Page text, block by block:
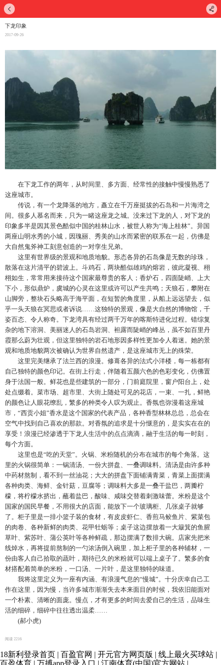
下龙印象
2017-09-26
在下龙工作的两年，从时间里、多方面、经常性的接触中慢慢熟悉了
这座城市。
传说，有一个龙降落的地方，矗立在千万座挺拔的石岛和一片海湾之
间。很多人慕名而来，只为一睹这座龙之城。没来过下龙的人，对下龙的
印象多半是因其景色酷似中国的桂林山水，被世人称为“海上桂林”。异国
两座山明水秀的小城，因瑰丽、秀美的山水而紧密的联系在一起，仿佛是
大自然鬼斧神工刻意创造的一对孪生兄弟。
这里有世界级的景观和地质地貌。形态各异的石岛像是无数的珍珠，
散落在这片清平的碧波上。斗鸡石，两块酷似雄鸡的熔岩，彼此凝视、栩
栩如生，常常用来接待这个国家最尊贵的客人；香炉石，四面陡峭、上大
下小，形似鼎炉，虞城的心灵在这里或许可以产生共鸣；天狼石，攀附在
山脚旁，整块石头略高于海平面，在短暂的角度里，从船上远远望去，似
乎一头天狼在冥思或者诉说……这独特的景观，像是大自然的博物馆，千
姿百态、令人称奇。下龙湾具有经过两千万年的喀斯特进化过程。错综复
杂的地下溶洞、美丽迷人的石岛岩洞、袒露而陡峭的峰丛，虽不如百里丹
霞那么蔚为壮观，但这里独特的岩石地形因多样性更加令人着迷。她的景
观和地质地貌两次被确认为世界自然遗产，是这座城市无上的殊荣。
这里完美继承了法兰西的浪漫。修葺各异的法式小洋楼，每一栋都有
自己独特的颜色印记。在街上行走，伴随着五颜六色的色彩变化，仿佛置
身于法国一般。鲜花也是些建筑的一部分，门前庭院里，窗户阳台上，处
处点缀着。菜市场、超市里、大街上随处可见的花店，一束、一扎，鲜艳
的颜色让人眼花缭乱，繁多的种类令人叹为观止。香氛也弥漫着这座城
市，“西贡小姐”香水是这个国家的代表产品，各种香型林林总总，总会在
空气中找到自己喜欢的那款。对香氛的追求是十分惬意的，是实实在在的
享受！浪漫已经渗透于下龙人生活中的点点滴滴，融于生活的每一时刻，
每个方面。
这里也是“吃的天堂”。火锅、米粉随机的分布在城市的每个角落。这
里的火锅很简单：一锅清汤、一份大拼盘、一叠调味料。清汤是由许多种
中药材熬制，看不到一丝油花；大大的拼盘下面铺满青菜，青菜上面摆满
各种肉类、海鲜、金针菇，豆腐等；调味料大多是一叠干盐巴，两瓣柠
檬，将柠檬水挤出，蘸着盐巴，酸味、咸味交替着刺激味蕾。米粉是这个
国家的国民早餐，不用很大的店面，能放下一个玻璃柜、几张桌子就够
了。柜子里是一排小篮子装的食材，有皮皮虾仁、香煎马鲛鱼片、紫菜包
的肉卷、各种新鲜的肉类、花甲牡蛎等；桌子这边摆放着一大簸箕的鱼腥
草叶、紫苏叶、蒲公英叶等各种鲜疏，那边摆满了数排大碗。店家先把米
线焯水，再将提前熬制的一勺浓汤倒入碗里，加上柜子里的各种辅材，一
份由客人自己拾取的蔬叶，期待已久的米粉就可以端上桌子了。繁多的食
材搭配着简单的米粉，一口汤、一片叶，是这里独特的味道。
我将这里定义为一座有内涵、有浪漫气息的“慢城”。十分庆幸自己工
作在这里，因为慢，当许多城市渐渐失去本来面目的时候，我依旧能面对
一个朴素、清晰的面庞。慢点，才有更多的时间去爱自己的生活，品味生
活的细碎，细碎中往往透出温柔……
(郝小虎)
阅读2216
18新利登录首页 | 百盈官网 | 开元官方网页版 | 线上最火买球站 |